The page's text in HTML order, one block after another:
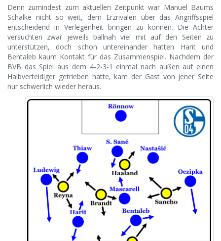
Denn zumindest zum aktuellen Zeitpunkt war Manuel Baums
Schalke nicht so weit, dem Erzrivalen über das Angriffsspiel
entscheidend in Verlegenheit bringen zu können. Die Achter
versuchten zwar jeweils ballnah viel mit auf den Seiten zu
unterstützen, doch schon untereinander hatten Harit und
Bentaleb kaum Kontakt für das Zusammenspiel. Nachdem der
BVB das Spiel aus dem 4-2-3-1 einmal nach außen auf einen
Halbverteidiger getrieben hatte, kam der Gast von jener Seite
nur schwerlich wieder heraus.